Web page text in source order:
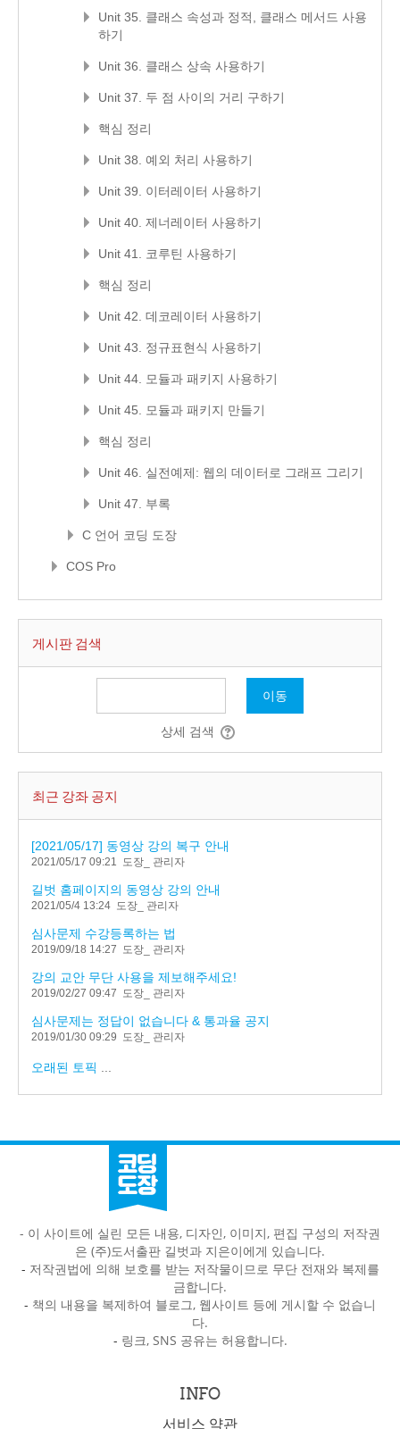
Unit 35. 클래스 속성과 정적, 클래스 메서드 사용
하기
Unit 36. 클래스 상속 사용하기
Unit 37. 두 점 사이의 거리 구하기
핵심 정리
Unit 38. 예외 처리 사용하기
Unit 39. 이터레이터 사용하기
Unit 40. 제너레이터 사용하기
Unit 41. 코루틴 사용하기
핵심 정리
Unit 42. 데코레이터 사용하기
Unit 43. 정규표현식 사용하기
Unit 44. 모듈과 패키지 사용하기
Unit 45. 모듈과 패키지 만들기
핵심 정리
Unit 46. 실전예제: 웹의 데이터로 그래프 그리기
Unit 47. 부록
C 언어 코딩 도장
COS Pro
게시판 검색
이동
상세 검색
최근 강좌 공지
2021/05/17 09:21 도장_ 관리자
[2021/05/17] 동영상 강의 복구 안내
2021/05/4 13:24 도장_ 관리자
길벗 홈페이지의 동영상 강의 안내
2019/09/18 14:27 도장_ 관리자
심사문제 수강등록하는 법
2019/02/27 09:47 도장_ 관리자
강의 교안 무단 사용을 제보해주세요!
2019/01/30 09:29 도장_ 관리자
심사문제는 정답이 없습니다 & 통과율 공지
오래된 토픽
- 이 사이트에 실린 모든 내용, 디자인, 이미지, 편집 구성의 저작권
은 (주)도서출판 길벗과 지은이에게 있습니다.
- 저작권법에 의해 보호를 받는 저작물이므로 무단 전재와 복제를
금합니다.
- 책의 내용을 복제하여 블로그, 웹사이트 등에 게시할 수 없습니
다.
- 링크, SNS 공유는 허용합니다.
INFO
서비스 약관